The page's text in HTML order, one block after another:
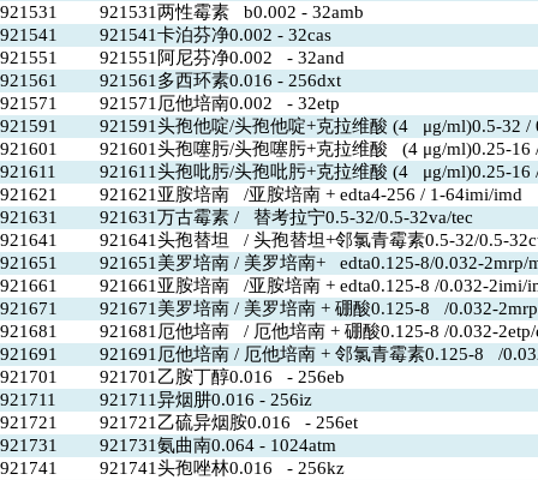
921531
921531两性霉素 b0.002 - 32amb
921541
921541卡泊芬净0.002 - 32cas
921551
921551阿尼芬净0.002 - 32and
921561
921561多西环素0.016 - 256dxt
921571
921571厄他培南0.002 - 32etp
921591
921591头孢他啶/头孢他啶+克拉维酸 (4 μg/ml)0.5-32 /
921601
921601头孢噻肟/头孢噻肟+克拉维酸 (4 μg/ml)0.25-16
921611
921611头孢吡肟/头孢吡肟+克拉维酸 (4 μg/ml)0.25-16
921621
921621亚胺培南 /亚胺培南 + edta4-256 / 1-64imi/imd
921631
921631万古霉素 / 替考拉宁0.5-32/0.5-32va/tec
921641
921641头孢替坦 / 头孢替坦+邻氯青霉素0.5-32/0.5-
921651
921651美罗培南 / 美罗培南+ edta0.125-8/0.032-2mrp/
921661
921661亚胺培南 /亚胺培南 + edta0.125-8 /0.032-2imi/
921671
921671美罗培南 / 美罗培南 + 硼酸0.125-8 /0.032-
921681
921681厄他培南 / 厄他培南 + 硼酸0.125-8 /0.032-2etp/
921691
921691厄他培南 / 厄他培南 + 邻氯青霉素0.125-8 /
921701
921701乙胺丁醇0.016 - 256eb
921711
921711异烟肼0.016 - 256iz
921721
921721乙硫异烟胺0.016 - 256et
921731
921731氨曲南0.064 - 1024atm
921741
921741头孢唑林0.016 - 256kz